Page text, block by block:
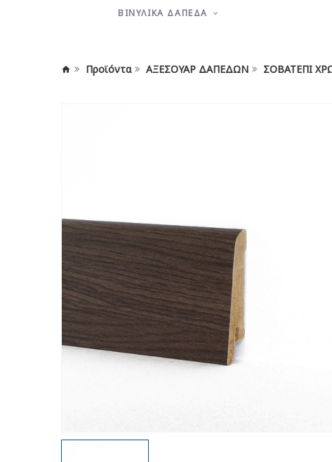
ΒΙΝΥΛΙΚΑ ΔΑΠΕΔΑ
Προϊόντα ΑΞΕΣΟΥΑΡ ΔΑΠΕΔΩΝ ΣΟΒΑΤΕΠΙ